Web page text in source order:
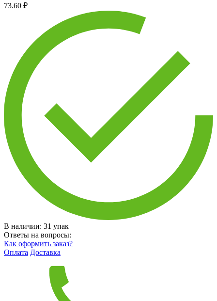
73.60 ₽
В наличии: 31 упак
Ответы на вопросы:
Как оформить заказ?
Оплата Доставка